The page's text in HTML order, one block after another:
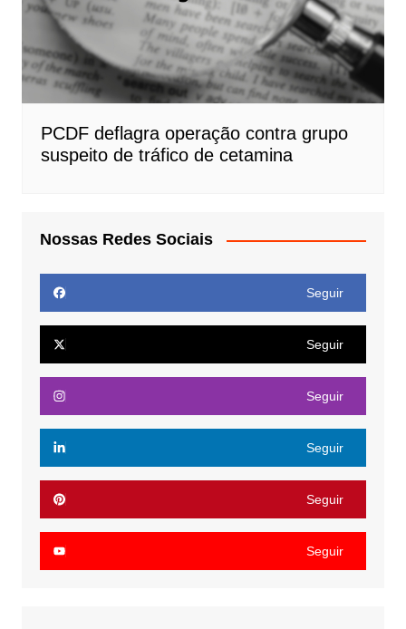
PCDF deflagra operação contra grupo
suspeito de tráfico de cetamina
Nossas Redes Sociais
Seguir
Seguir
Seguir
Seguir
Seguir
Seguir